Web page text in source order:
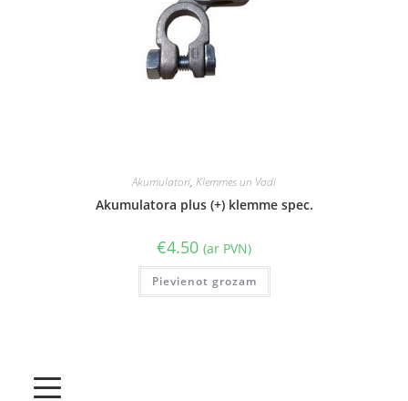
Akumulatori, Klemmes un Vadi
Akumulatora plus (+) klemme spec.
€4.50 (ar PVN)
Pievienot grozam